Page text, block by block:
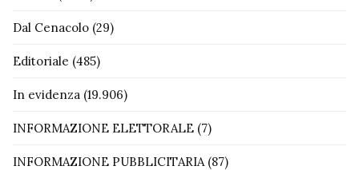
Dal Cenacolo (29)
Editoriale (485)
In evidenza (19.906)
INFORMAZIONE ELETTORALE (7)
INFORMAZIONE PUBBLICITARIA(87)